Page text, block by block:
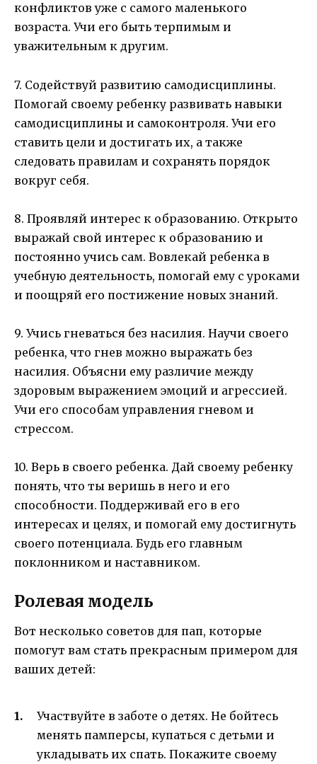
конфликтов уже с самого маленького
возраста. Учи его быть терпимым и
уважительным к другим.
7. Содействуй развитию самодисциплины.
Помогай своему ребенку развивать навыки
самодисциплины и самоконтроля. Учи его
ставить цели и достигать их, а также
следовать правилам и сохранять порядок
вокруг себя.
8. Проявляй интерес к образованию. Открыто
выражай свой интерес к образованию и
постоянно учись сам. Вовлекай ребенка в
учебную деятельность, помогай ему с уроками
и поощряй его постижение новых знаний.
9. Учись гневаться без насилия. Научи своего
ребенка, что гнев можно выражать без
насилия. Объясни ему различие между
здоровым выражением эмоций и агрессией.
Учи его способам управления гневом и
стрессом.
10. Верь в своего ребенка. Дай своему ребенку
понять, что ты веришь в него и его
способности. Поддерживай его в его
интересах и целях, и помогай ему достигнуть
своего потенциала. Будь его главным
поклонником и наставником.
Ролевая модель
Вот несколько советов для пап, которые
помогут вам стать прекрасным примером для
ваших детей:
Участвуйте в заботе о детях. Не бойтесь
менять памперсы, купаться с детьми и
укладывать их спать. Покажите своему